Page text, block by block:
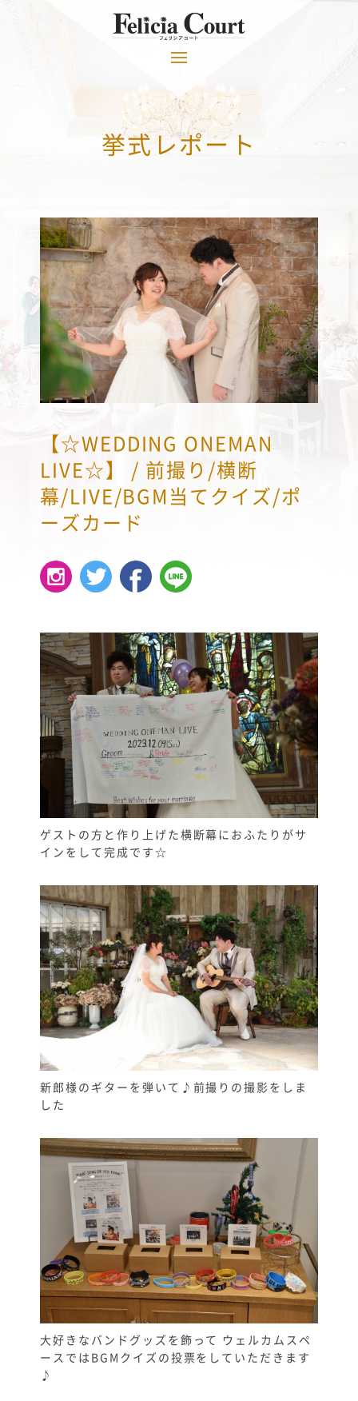
挙式レポート
【☆WEDDING ONEMAN
LIVE☆】 / 前撮り/横断
幕/LIVE/BGM当てクイズ/ポ
ーズカード
ゲストの方と作り上げた横断幕におふたりがサ
インをして完成です☆
新郎様のギターを弾いて♪前撮りの撮影をしま
した
大好きなバンドグッズを飾って ウェルカムスペ
ースではBGMクイズの投票をしていただきます
♪